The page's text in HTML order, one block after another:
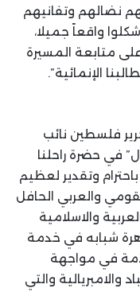
نضالهم وتفانيهم
واقعاً جميلا،
متابعة المسيرة
الإنمائية”.
فلسطين نائب
في حضرة راحلنا
وتقدير لعظيم
والعربي الحافل
والاسلامية
زهرة شبابه في خدمة
في مواجهة
والامبريالية والتي